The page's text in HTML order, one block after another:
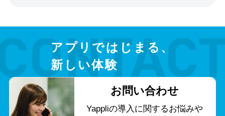
アプリではじまる、
新しい体験
お問い合わせ
Yappliの導入に関するお悩みや